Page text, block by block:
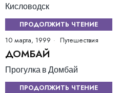
Кисловодск
ПРОДОЛЖИТЬ ЧТЕНИЕ
10 марта, 1999 Путешествия
ДОМБАЙ
Прогулка в Домбай
ПРОДОЛЖИТЬ ЧТЕНИЕ